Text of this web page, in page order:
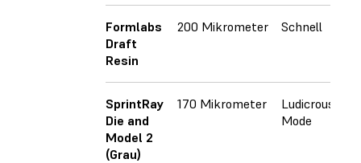
Formlabs
Draft
Resin
200 Mikrometer Schnell
SprintRay
Die and
Model 2
(Grau)
170 Mikrometer
Ludicrous
Mode